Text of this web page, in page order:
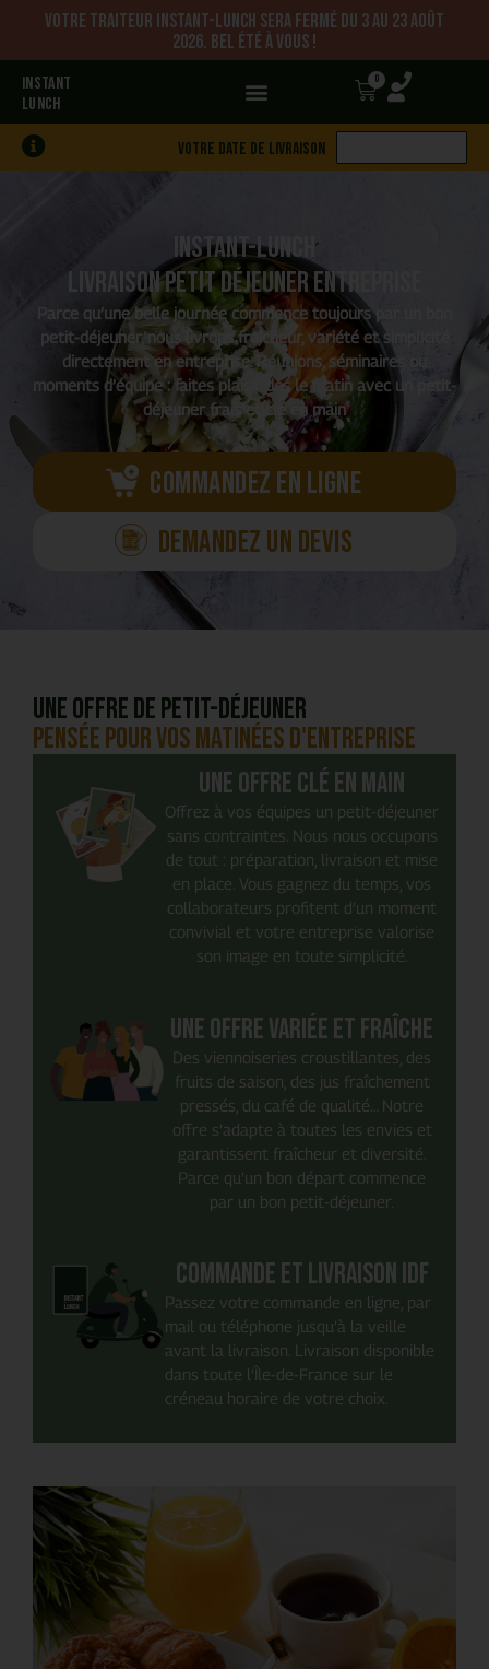
Votre traiteur Instant-Lunch sera fermé du 3 au 23 août
2026. Bel été à vous !
INSTANT
LUNCH
0
Votre date de livraison
Instant-Lunch
Livraison petit déjeuner entreprise
Parce qu’une belle journée commence toujours par un bon
petit-déjeuner, nous livrons fraîcheur, variété et simplicité
directement en entreprise. Réunions, séminaires ou
moments d’équipe : faites plaisir dès le matin avec un petit-
déjeuner frais et clé en main
Commandez en ligne
Demandez un devis
Une offre de petit-déjeuner
pensée pour vos matinées d'entreprise
Une offre clé en main
Offrez à vos équipes un petit-déjeuner
sans contraintes. Nous nous occupons
de tout : préparation, livraison et mise
en place. Vous gagnez du temps, vos
collaborateurs profitent d’un moment
convivial et votre entreprise valorise
son image en toute simplicité.
Une offre variée et fraîche
Des viennoiseries croustillantes, des
fruits de saison, des jus fraîchement
pressés, du café de qualité… Notre
offre s’adapte à toutes les envies et
garantissent fraîcheur et diversité.
Parce qu’un bon départ commence
par un bon petit-déjeuner.
Commande et livraison IDF
Passez votre commande en ligne, par
mail ou téléphone jusqu’à la veille
avant la livraison. Livraison disponible
dans toute l’Île-de-France sur le
créneau horaire de votre choix.